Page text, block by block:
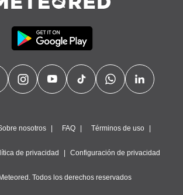
nosotros FAQ Términos de uso
de privacidad Configuración de privacidad
Todos los derechos reservados